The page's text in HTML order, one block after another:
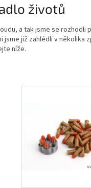
životů
a tak jsme se
jsme již zahlédli v
níže.